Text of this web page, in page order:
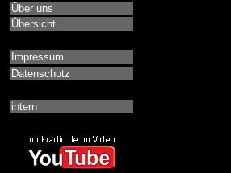
Über uns
Übersicht
Impressum
Datenschutz
intern